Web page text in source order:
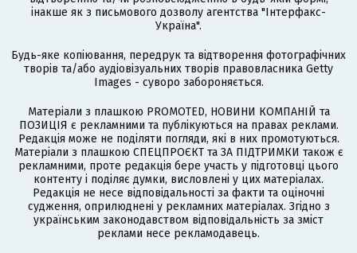
інакше як з письмового дозволу агентства "Інтерфакс-
Україна".
Будь-яке копіювання, передрук та відтворення фотографічних
творів та/або аудіовізуальних творів правовласника Getty
Images - суворо забороняється.
Матеріали з плашкою PROMOTED, НОВИНИ КОМПАНІЙ та
ПОЗИЦІЯ є рекламними та публікуються на правах реклами.
Редакція може не поділяти погляди, які в них промотуються.
Матеріали з плашкою СПЕЦПРОЄКТ та ЗА ПІДТРИМКИ також є
рекламними, проте редакція бере участь у підготовці цього
контенту і поділяє думки, висловлені у цих матеріалах.
Редакція не несе відповідальності за факти та оціночні
судження, оприлюднені у рекламних матеріалах. Згідно з
українським законодавством відповідальність за зміст
реклами несе рекламодавець.